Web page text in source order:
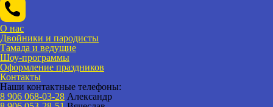
О нас
Двойники и пародисты
Тамада и ведущие
Шоу-программы
Оформление праздников
Контакты
Наши контактные телефоны:
8 906 068-03-28 Александр